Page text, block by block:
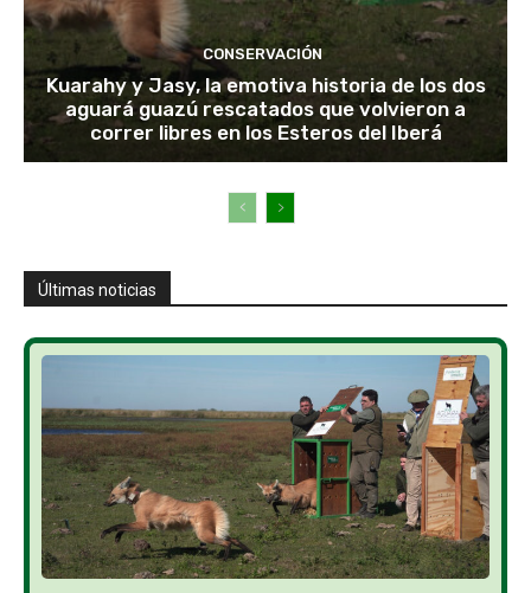
CONSERVACIÓN
Kuarahy y Jasy, la emotiva historia de los dos
aguará guazú rescatados que volvieron a
correr libres en los Esteros del Iberá
Últimas noticias